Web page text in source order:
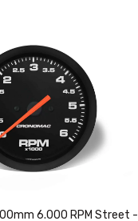
6.000 RPM Street -